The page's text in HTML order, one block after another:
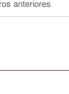
anteriores